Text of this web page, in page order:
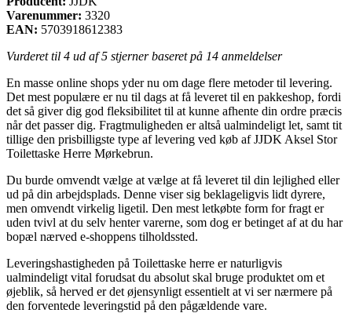
Varenummer: 3320
EAN: 5703918612383
Vurderet til 4 ud af 5 stjerner baseret på 14 anmeldelser
En masse online shops yder nu om dage flere metoder til levering.
Det mest populære er nu til dags at få leveret til en pakkeshop, fordi
det så giver dig god fleksibilitet til at kunne afhente din ordre præcis
når det passer dig. Fragtmuligheden er altså ualmindeligt let, samt tit
tillige den prisbilligste type af levering ved køb af JJDK Aksel Stor
Toilettaske Herre Mørkebrun.
Du burde omvendt vælge at vælge at få leveret til din lejlighed eller
ud på din arbejdsplads. Denne viser sig beklageligvis lidt dyrere,
men omvendt virkelig ligetil. Den mest letkøbte form for fragt er
uden tvivl at du selv henter varerne, som dog er betinget af at du har
bopæl nærved e-shoppens tilholdssted.
Leveringshastigheden på Toilettaske herre er naturligvis
ualmindeligt vital forudsat du absolut skal bruge produktet om et
øjeblik, så herved er det øjensynligt essentielt at vi ser nærmere på
den forventede leveringstid på den pågældende vare.